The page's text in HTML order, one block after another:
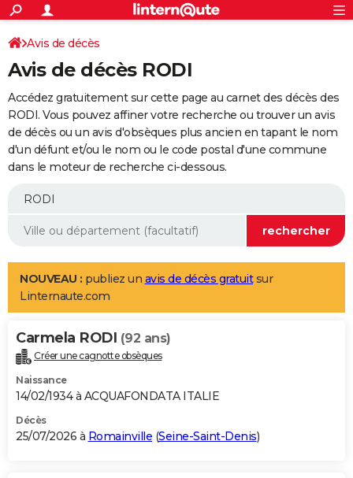
ACTUALITÉS
Politique
Société
Faits Divers
Education
Monde
Villes
+
SPORT
Coupe du monde 2026
Football
Tennis
Cyclisme
Rugby
Forum
Programme TV
TNT
Streaming
Cinéma
Sorties cinéma
Musique
+
FINANCE
Retraite
Impôts
Epargne
Immobilier
Risques naturels par ville
Banque
Assurance
Crédit
AUTO
Essais
Réserver un essai
Citadines
Berlines
SUV
Forum auto
+
Mobiles
Meilleur smartphone
Internet
Ordinateurs
Jeux vidéo
Guide high-tech
Aménagement intérieur
LIFESTYLE
Art de vivre
Bien-être
Loisirs
Mode
Modes de vie
Alimentation
Guide de la santé
Maladies
Médicaments
Sommeil
VOYAGE
Destinations
City break
Voyage nature
Voyage de noces
Forum
Climat
+PHOTO
GUIDES D'ACHAT
BONS PLANS
Avis de décès
Avis de décès RODI
Accédez gratuitement sur cette page au carnet des décès des
RODI. Vous pouvez affiner votre recherche ou trouver un avis
de décès ou un avis d'obsèques plus ancien en tapant le nom
d'un défunt et/ou le nom ou le code postal d'une commune
dans le moteur de recherche ci-dessous.
NOUVEAU : publiez un avis de décès gratuitsur
Linternaute.com
Carmela RODI (92 ans)
Créer une cagnotte obsèques
Naissance
14/02/1934 à ACQUAFONDATA ITALIE
Décès
25/07/2026 à Romainville (Seine-Saint-Denis)